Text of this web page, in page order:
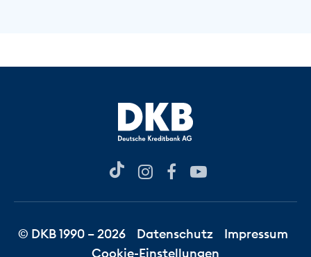
© DKB 1990 – 2026 Datenschutz
Impressum
Cookie-Einstellungen